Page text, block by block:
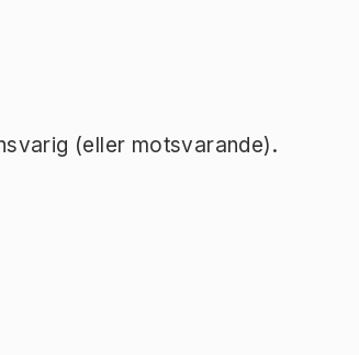
(eller motsvarande).